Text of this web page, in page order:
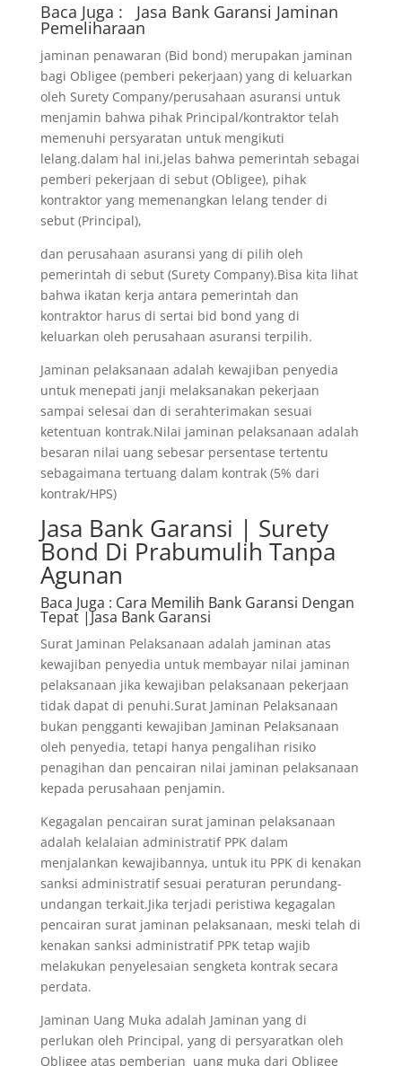
Baca Juga : Jasa Bank Garansi Jaminan
Pemeliharaan
jaminan penawaran (Bid bond) merupakan jaminan
bagi Obligee (pemberi pekerjaan) yang di keluarkan
oleh Surety Company/perusahaan asuransi untuk
menjamin bahwa pihak Principal/kontraktor telah
memenuhi persyaratan untuk mengikuti
lelang.dalam hal ini,jelas bahwa pemerintah sebagai
pemberi pekerjaan di sebut (Obligee), pihak
kontraktor yang memenangkan lelang tender di
sebut (Principal),
dan perusahaan asuransi yang di pilih oleh
pemerintah di sebut (Surety Company).Bisa kita lihat
bahwa ikatan kerja antara pemerintah dan
kontraktor harus di sertai bid bond yang di
keluarkan oleh perusahaan asuransi terpilih.
Jaminan pelaksanaan adalah kewajiban penyedia
untuk menepati janji melaksanakan pekerjaan
sampai selesai dan di serahterimakan sesuai
ketentuan kontrak.Nilai jaminan pelaksanaan adalah
besaran nilai uang sebesar persentase tertentu
sebagaimana tertuang dalam kontrak (5% dari
kontrak/HPS)
Jasa Bank Garansi | Surety
Bond Di Prabumulih Tanpa
Agunan
Baca Juga : Cara Memilih Bank Garansi Dengan
Tepat |Jasa Bank Garansi
Surat Jaminan Pelaksanaan adalah jaminan atas
kewajiban penyedia untuk membayar nilai jaminan
pelaksanaan jika kewajiban pelaksanaan pekerjaan
tidak dapat di penuhi.Surat Jaminan Pelaksanaan
bukan pengganti kewajiban Jaminan Pelaksanaan
oleh penyedia, tetapi hanya pengalihan risiko
penagihan dan pencairan nilai jaminan pelaksanaan
kepada perusahaan penjamin.
Kegagalan pencairan surat jaminan pelaksanaan
adalah kelalaian administratif PPK dalam
menjalankan kewajibannya, untuk itu PPK di kenakan
sanksi administratif sesuai peraturan perundang-
undangan terkait.Jika terjadi peristiwa kegagalan
pencairan surat jaminan pelaksanaan, meski telah di
kenakan sanksi administratif PPK tetap wajib
melakukan penyelesaian sengketa kontrak secara
perdata.
Jaminan Uang Muka adalah Jaminan yang di
perlukan oleh Principal, yang di persyaratkan oleh
Obligee atas pemberian uang muka dari Obligee